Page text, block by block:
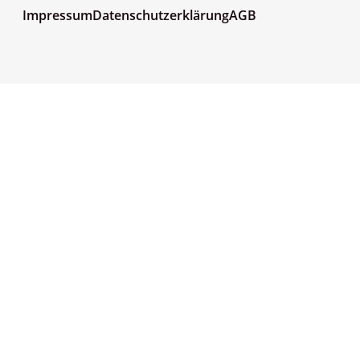
ImpressumDatenschutzerklärungAGB